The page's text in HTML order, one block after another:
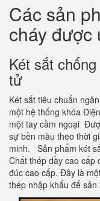
Các sản
cháy được
Két sắt
tử
Két sắt tiêu chuẩn
một hệ thống khóa
một tay cầm ngoại
sự bền màu theo thời
minh. Sản phẩm két
Chất thép dầy cao cấp
đúc cao cấp. Đây là
thép nhập khẩu để sản